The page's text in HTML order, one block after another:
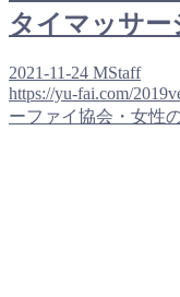
タイマッサー
2021-11-24 MStaff
https://yu-fai.com/
ーファイ協会・女性